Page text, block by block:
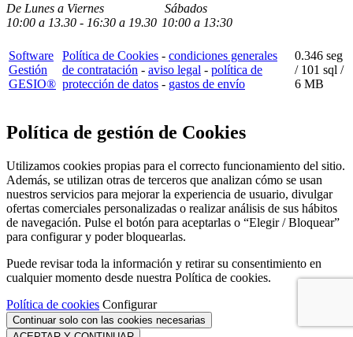
De Lunes a Viernes
10:00 a 13.30 - 16:30 a 19.30
Sábados
10:00 a 13:30
Software
Gestión
GESIO®
Política de Cookies - condiciones generales
de contratación - aviso legal - política de
protección de datos - gastos de envío
0.346 seg
/ 101 sql /
6 MB
Política de gestión de Cookies
Utilizamos cookies propias para el correcto funcionamiento del sitio.
Además, se utilizan otras de terceros que analizan cómo se usan
nuestros servicios para mejorar la experiencia de usuario, divulgar
ofertas comerciales personalizadas o realizar análisis de sus hábitos
de navegación. Pulse el botón para aceptarlas o “Elegir / Bloquear”
para configurar y poder bloquearlas.
Puede revisar toda la información y retirar su consentimiento en
cualquier momento desde nuestra Política de cookies.
Política de cookies Configurar
Continuar solo con las cookies necesarias